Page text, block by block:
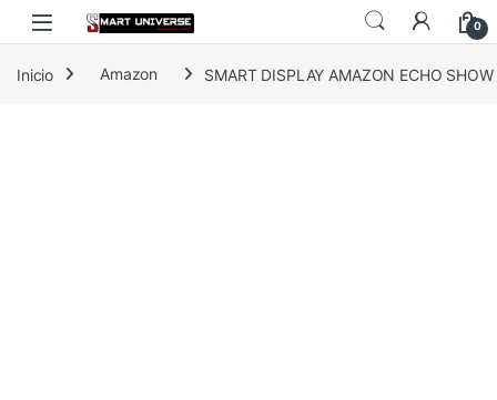
Skip to navigation
Skip to content
0
Inicio Amazon SMART DISPLAY AMAZON ECHO